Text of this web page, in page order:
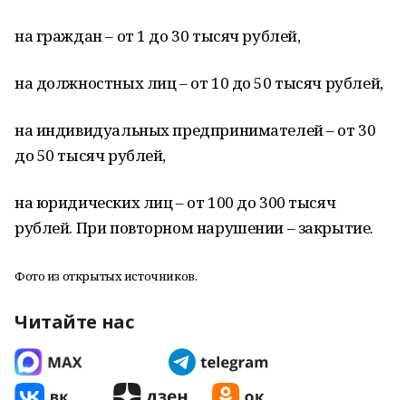
на граждан – от 1 до 30 тысяч рублей,
на должностных лиц – от 10 до 50 тысяч рублей,
на индивидуальных предпринимателей – от 30
до 50 тысяч рублей,
на юридических лиц – от 100 до 300 тысяч
рублей. При повторном нарушении – закрытие.
Фото из открытых источников.
Читайте нас